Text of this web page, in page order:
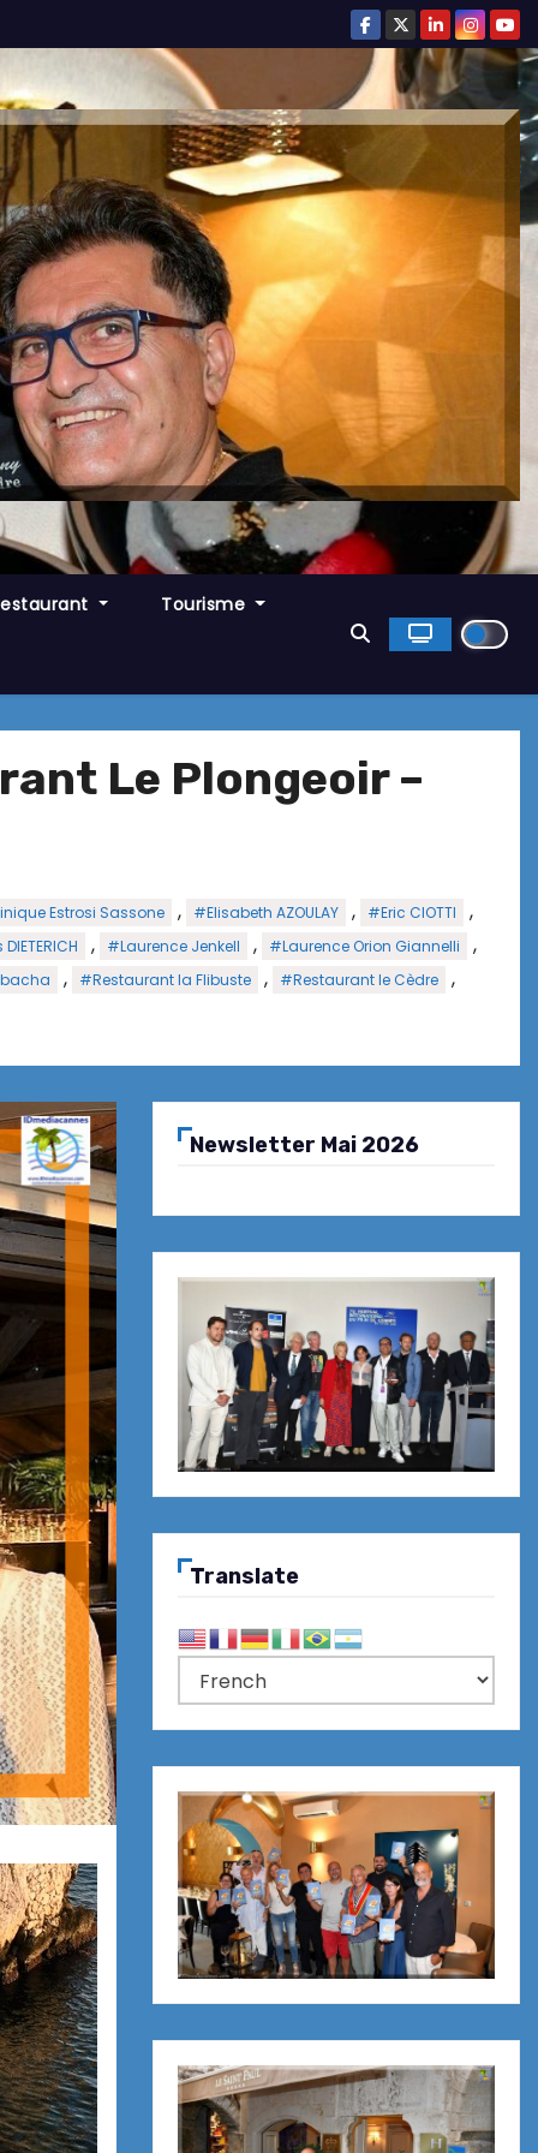
Tourisme
Le Plongeoir –
Estrosi Sassone , #Elisabeth AZOULAY , #Eric CIOTTI ,
, #Laurence Jenkell , #Laurence Orion Giannelli ,
, #Restaurant la Flibuste , #Restaurant le Cèdre ,
Newsletter Mai 2026
Translate